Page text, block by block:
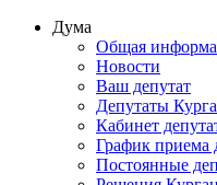
Дума
Общая
Новости
Ваш депутат
Депутаты
Кабинет
График приема
Постоянные